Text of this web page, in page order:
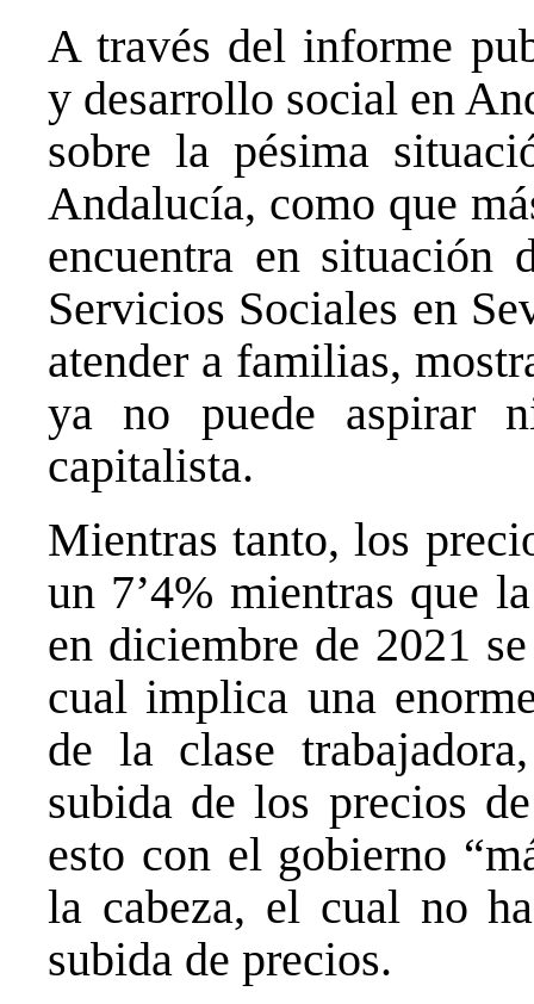
A través del informe
y desarrollo social en
sobre la pésima
Andalucía, como que
encuentra en situación
Servicios Sociales en
atender a familias,
ya no puede aspirar
capitalista.
Mientras tanto, los
un 7’4% mientras que
en diciembre de 2021
cual implica una
de la clase
subida de los precios
esto con el gobierno
la cabeza, el cual no
subida de precios.